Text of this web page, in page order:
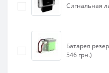
Сигнальная
Батарея
546 грн.)